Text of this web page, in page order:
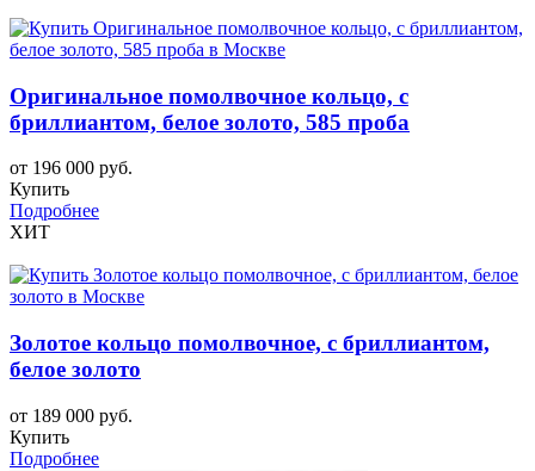
Оригинальное помолвочное кольцо, с
бриллиантом, белое золото, 585 проба
от 196 000 руб.
Купить
Подробнее
ХИТ
Золотое кольцо помолвочное, с бриллиантом,
белое золото
от 189 000 руб.
Купить
Подробнее